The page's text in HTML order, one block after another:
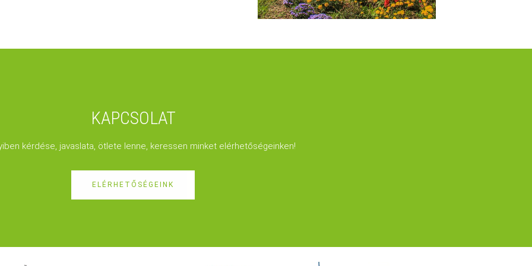
KAPCSOLAT
kérdése, javaslata, ötlete lenne, keressen minket elérhetőségeinken!
ELÉRHETŐSÉGEINK